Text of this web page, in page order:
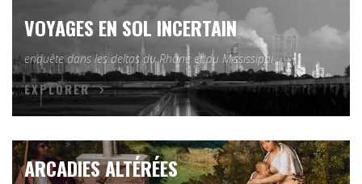
VOYAGES EN SOL INCERTAIN
enquête dans les deltas du Rhône et du Mississippi
EXPLORER
ARCADIES ALTÉRÉES